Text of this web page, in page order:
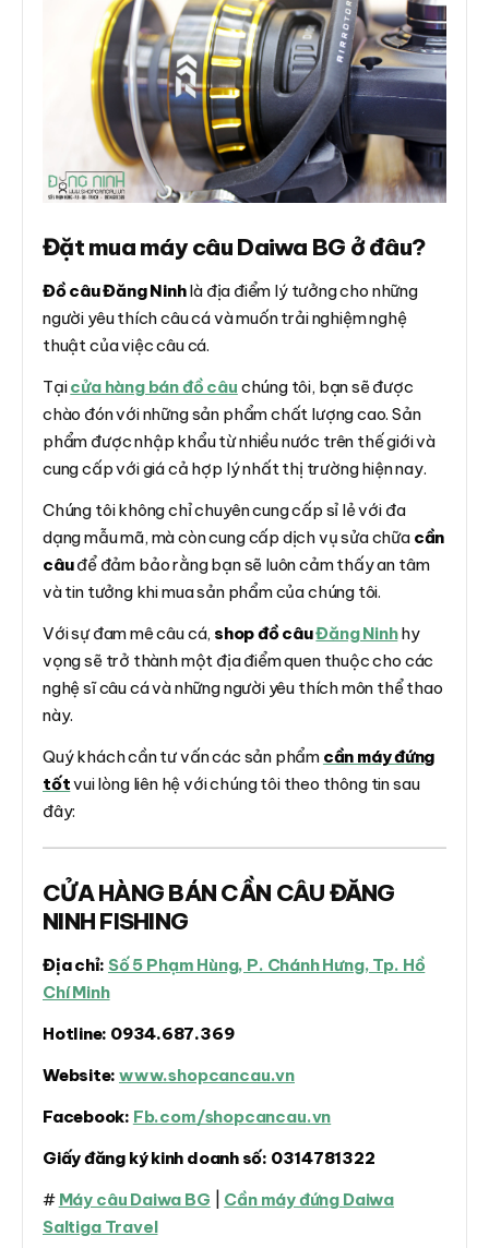
Đặt mua máy câu Daiwa BG ở đâu?
Đồ câu Đăng Ninhlà địa điểm lý tưởng cho những
người yêu thích câu cá và muốn trải nghiệm nghệ
thuật của việc câu cá.
Tạicửa hàng bán đồ câu chúng tôi, bạn sẽ được
chào đón với những sản phẩm chất lượng cao. Sản
phẩm được nhập khẩu từ nhiều nước trên thế giới và
cung cấp với giá cả hợp lý nhất thị trường hiện nay.
Chúng tôi không chỉ chuyên cung cấp sỉ lẻ với đa
dạng mẫu mã, mà còn cung cấp dịch vụ sửa chữa cần
câuđể đảm bảo rằng bạn sẽ luôn cảm thấy an tâm
và tin tưởng khi mua sản phẩm của chúng tôi.
Với sự đam mê câu cá, shop đồ câuĐăng Ninhhy
vọng sẽ trở thành một địa điểm quen thuộc cho các
nghệ sĩ câu cá và những người yêu thích môn thể thao
này.
Quý khách cần tư vấn các sản phẩm cần máy đứng
tốtvui lòng liên hệ với chúng tôi theo thông tin sau
đây:
CỬA HÀNG BÁN CẦN CÂU ĐĂNG
NINH FISHING
Địa chỉ: Số 5 Phạm Hùng, P. Chánh Hưng, Tp. Hồ
Chí Minh
Hotline: 0934.687.369
Website: www.shopcancau.vn
Facebook: Fb.com/shopcancau.vn
Giấy đăng ký kinh doanh số: 0314781322
# Máy câu Daiwa BG
Cần máy đứng Daiwa
Saltiga Travel